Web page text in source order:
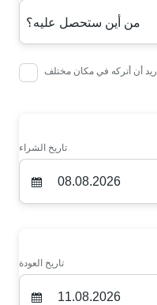
من أين ستحصل عليه؟
أريد أن أتركه في مكان مختلف
تاريخ الشراء
تاريخ العودة